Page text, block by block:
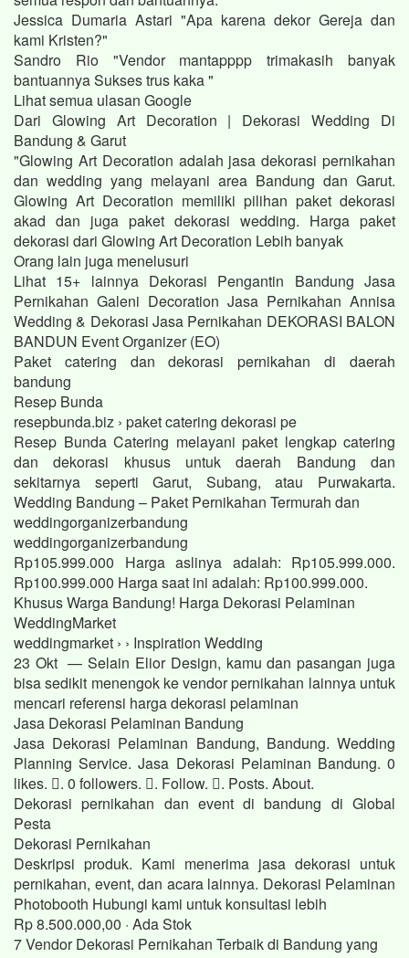
Jessica Dumaria Astari "Apa karena dekor Gereja dan
kami Kristen?"
Sandro Rio "Vendor mantapppp trimakasih banyak
bantuannya Sukses trus kaka "
Lihat semua ulasan Google
Dari Glowing Art Decoration | Dekorasi Wedding Di
Bandung & Garut
"Glowing Art Decoration adalah jasa dekorasi pernikahan
dan wedding yang melayani area Bandung dan Garut.
Glowing Art Decoration memiliki pilihan paket dekorasi
akad dan juga paket dekorasi wedding. Harga paket
dekorasi dari Glowing Art Decoration Lebih banyak
Orang lain juga menelusuri
Lihat 15+ lainnya Dekorasi Pengantin Bandung Jasa
Pernikahan Galeni Decoration Jasa Pernikahan Annisa
Wedding & Dekorasi Jasa Pernikahan DEKORASI BALON
BANDUN Event Organizer (EO)
Paket catering dan dekorasi pernikahan di daerah
bandung
Resep Bunda
resepbunda.biz › paket catering dekorasi pe
Resep Bunda Catering melayani paket lengkap catering
dan dekorasi khusus untuk daerah Bandung dan
sekitarnya seperti Garut, Subang, atau Purwakarta.
Wedding Bandung – Paket Pernikahan Termurah dan
weddingorganizerbandung
weddingorganizerbandung
Rp105.999.000 Harga aslinya adalah: Rp105.999.000.
Rp100.999.000 Harga saat ini adalah: Rp100.999.000.
Khusus Warga Bandung! Harga Dekorasi Pelaminan
WeddingMarket
weddingmarket › › Inspiration Wedding
23 Okt — Selain Elior Design, kamu dan pasangan juga
bisa sedikit menengok ke vendor pernikahan lainnya untuk
mencari referensi harga dekorasi pelaminan
Jasa Dekorasi Pelaminan Bandung
Jasa Dekorasi Pelaminan Bandung, Bandung. Wedding
Planning Service. Jasa Dekorasi Pelaminan Bandung. 0
likes. 󱞋. 0 followers. 󱙶. Follow. 󰟝. Posts. About.
Dekorasi pernikahan dan event di bandung di Global
Pesta
Dekorasi Pernikahan
Deskripsi produk. Kami menerima jasa dekorasi untuk
pernikahan, event, dan acara lainnya. Dekorasi Pelaminan
Photobooth Hubungi kami untuk konsultasi lebih
Rp 8.500.000,00 · ‎Ada Stok
7 Vendor Dekorasi Pernikahan Terbaik di Bandung yang